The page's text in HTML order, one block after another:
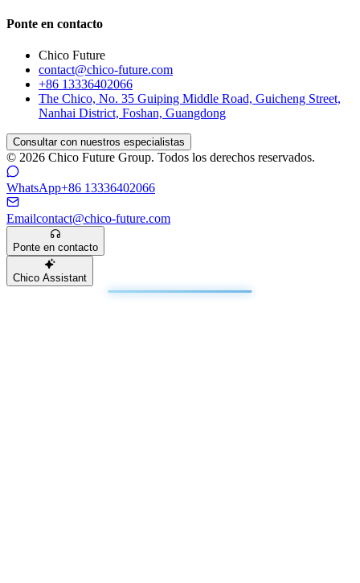
Ponte en contacto
Chico Future
contact@chico-future.com
+86 13336402066
The Chico, No. 35 Guiping Middle Road, Guicheng Street,
Nanhai District, Foshan, Guangdong
Consultar con nuestros especialistas
© 2026 Chico Future Group. Todos los derechos reservados.
WhatsApp+86 13336402066
Emailcontact@chico-future.com
Ponte en contacto
Chico Assistant